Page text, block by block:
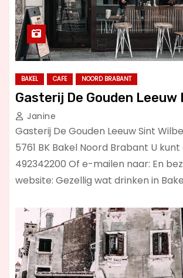
BAKEL CAFE NOORD BRABANT
Gasterij De Gouden Leeuw
Janine
Gasterij De Gouden Leeuw Sint
5761 BK Bakel Noord Brabant U
492342200 Of e-mailen naar: En
website: Gezellig wat drinken in